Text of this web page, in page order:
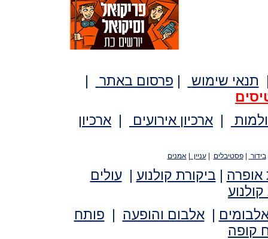
תנאי שימוש | פרסום באתר
|
| ארכיון אירועים | ארכיון
בידור |פסטיבלים |עניין |אמנים
אופרה | ביקורת קולנוע |עולים
קולנוע
|אלבום והופעה | פותח
קופה